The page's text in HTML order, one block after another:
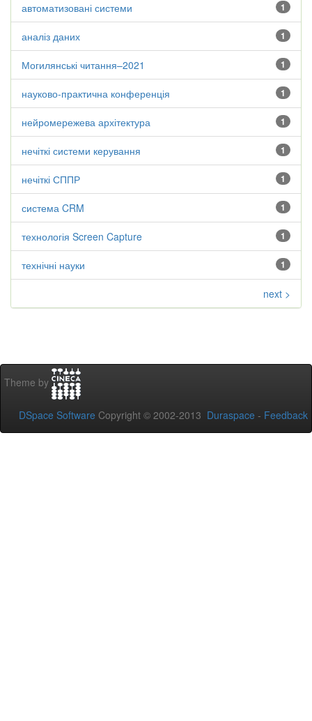
1
автоматизовані системи
1
аналіз даних
1
Могилянські читання–2021
1
науково-практична конференція
1
нейромережева архітектура
1
нечіткі системи керування
1
нечіткі СППР
1
система CRM
1
технологія Screen Capture
1
технічні науки
next >
Theme by
DSpace Software Copyright © 2002-2013 Duraspace - Feedback